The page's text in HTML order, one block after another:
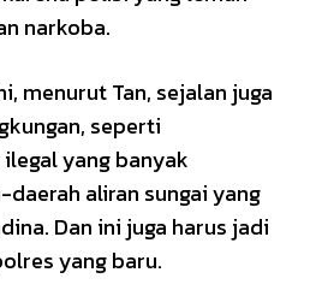
narkoba.
menurut Tan, sejalan juga
seperti
yang banyak
aliran sungai yang
Dan ini juga harus jadi
yang baru.